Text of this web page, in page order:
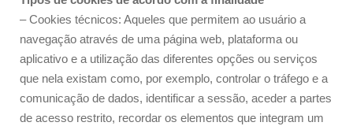
– Cookies técnicos: Aqueles que permitem ao usuário a
navegação através de uma página web, plataforma ou
aplicativo e a utilização das diferentes opções ou serviços
que nela existam como, por exemplo, controlar o tráfego e a
comunicação de dados, identificar a sessão, aceder a partes
de acesso restrito, recordar os elementos que integram um